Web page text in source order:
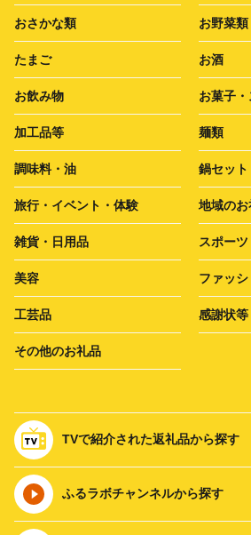
おさかな類 お野菜類
たまご お酒
お飲み物 お菓子
加工品等 麺類
調味料・油 鍋セット
旅行・イベント・体験 地域の
雑貨・日用品 スポー
美容 ファッ
工芸品 感謝状等
その他のお礼品
TVで紹介された返礼品から探す
ふるラボチャンネルから探す